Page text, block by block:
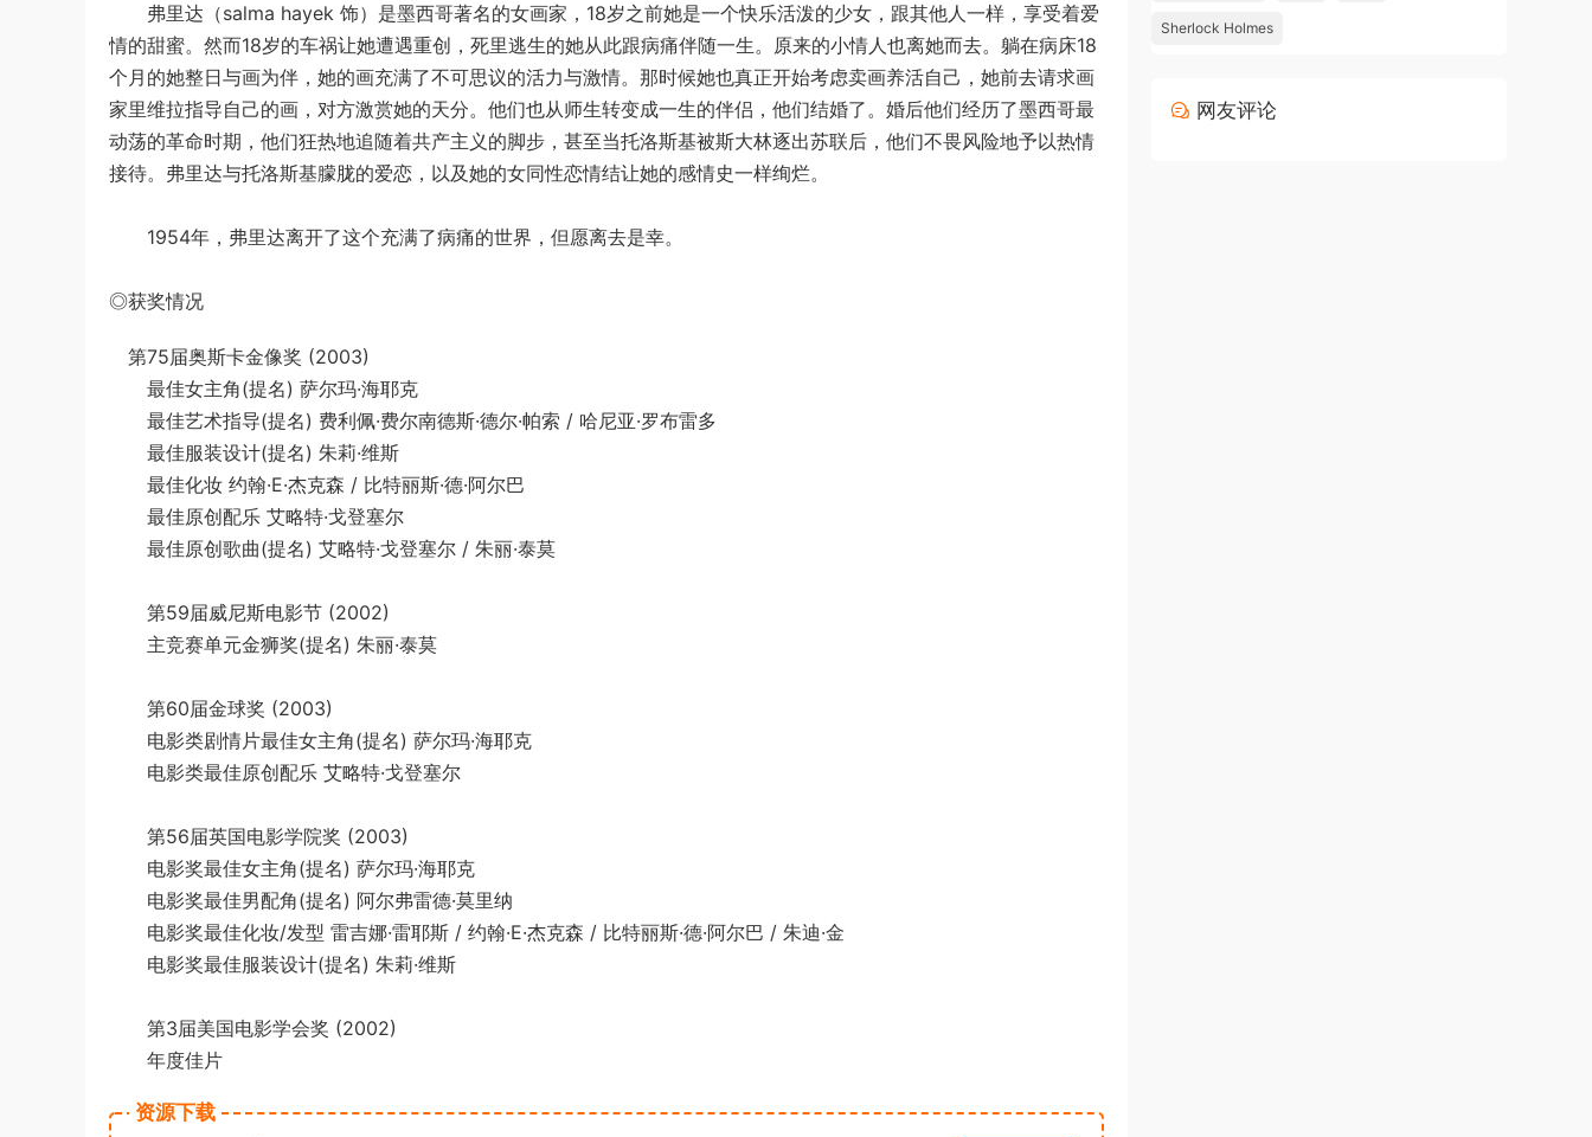
弗里达（salma hayek 饰）是墨西哥著名的女画家，18岁之前她是一个快乐活泼的少女，跟其他人一样，享受着爱
情的甜蜜。然而18岁的车祸让她遭遇重创，死里逃生的她从此跟病痛伴随一生。原来的小情人也离她而去。躺在病床18
个月的她整日与画为伴，她的画充满了不可思议的活力与激情。那时候她也真正开始考虑卖画养活自己，她前去请求画
家里维拉指导自己的画，对方激赏她的天分。他们也从师生转变成一生的伴侣，他们结婚了。婚后他们经历了墨西哥最
动荡的革命时期，他们狂热地追随着共产主义的脚步，甚至当托洛斯基被斯大林逐出苏联后，他们不畏风险地予以热情
接待。弗里达与托洛斯基朦胧的爱恋，以及她的女同性恋情结让她的感情史一样绚烂。
1954年，弗里达离开了这个充满了病痛的世界，但愿离去是幸。
◎获奖情况
第75届奥斯卡金像奖 (2003)
最佳女主角(提名) 萨尔玛·海耶克
最佳艺术指导(提名) 费利佩·费尔南德斯·德尔·帕索 / 哈尼亚·罗布雷多
最佳服装设计(提名) 朱莉·维斯
最佳化妆 约翰·E·杰克森 / 比特丽斯·德·阿尔巴
最佳原创配乐 艾略特·戈登塞尔
最佳原创歌曲(提名) 艾略特·戈登塞尔 / 朱丽·泰莫
第59届威尼斯电影节 (2002)
主竞赛单元金狮奖(提名) 朱丽·泰莫
第60届金球奖 (2003)
电影类剧情片最佳女主角(提名) 萨尔玛·海耶克
电影类最佳原创配乐 艾略特·戈登塞尔
第56届英国电影学院奖 (2003)
电影奖最佳女主角(提名) 萨尔玛·海耶克
电影奖最佳男配角(提名) 阿尔弗雷德·莫里纳
电影奖最佳化妆/发型 雷吉娜·雷耶斯 / 约翰·E·杰克森 / 比特丽斯·德·阿尔巴 / 朱迪·金
电影奖最佳服装设计(提名) 朱莉·维斯
第3届美国电影学会奖 (2002)
年度佳片
资源下载
Sherlock Holmes
网友评论